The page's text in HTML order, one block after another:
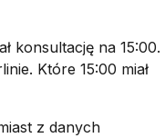
konsultację na 15:00.
Które 15:00 miał
z danych